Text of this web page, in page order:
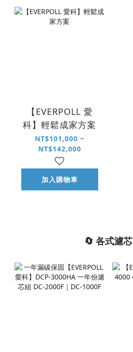
【EVERPOLL 愛
科】輕鬆成家方案
NT$101,000 ~
NT$142,000
加入購物車
🔄 各式濾芯